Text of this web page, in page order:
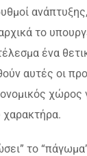
το
ένα
αυτές οι
χώρος
χαρακτήρα.
το